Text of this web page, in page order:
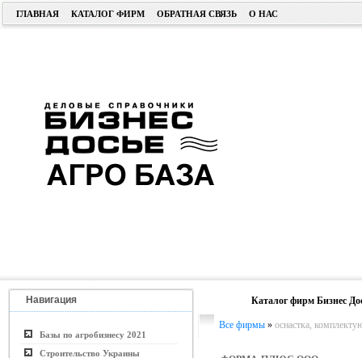
ГЛАВНАЯ КАТАЛОГ ФИРМ ОБРАТНАЯ СВЯЗЬ О НАС
Навигация
Базы по агробизнесу 2021
Строительство Украины
Каталог фирм Бизнес
Все фирмы » оснастка,